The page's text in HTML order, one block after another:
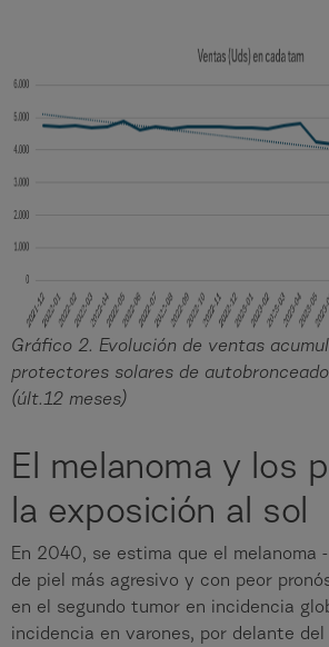
Gráfico 2. Evolución de ventas
protectores solares de
(últ.12 meses)
El melanoma y los
la exposición al sol
En 2040, se estima que el melanoma
de piel más agresivo y con peor
en el segundo tumor en incidencia
incidencia en varones, por delante